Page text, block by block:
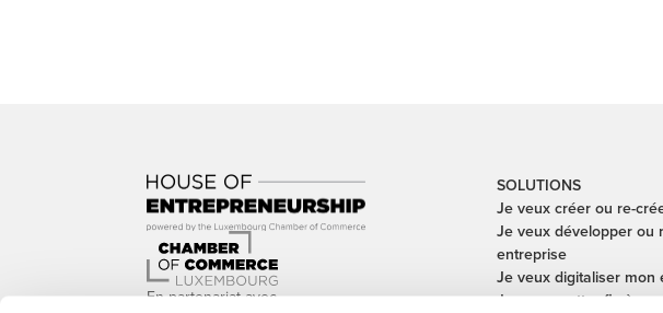
En partenariat avec
SOLUTIONS
Je veux créer ou re-
Je veux développer ou
entreprise
Je veux digitaliser mon
Je veux mettre fin à